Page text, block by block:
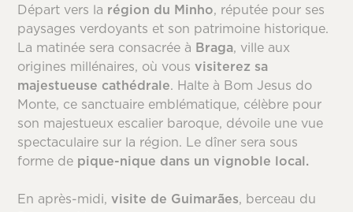
Départ vers la région du Minho, réputée pour ses
paysages verdoyants et son patrimoine historique.
La matinée sera consacrée à Braga, ville aux
origines millénaires, où vousvisiterez sa
majestueuse cathédrale. Halte à Bom Jesus do
Monte, ce sanctuaire emblématique, célèbre pour
son majestueux escalier baroque, dévoile une vue
spectaculaire sur la région. Le dîner sera sous
forme de pique-nique dans un vignoble local.
En après-midi,visite de Guimarães, berceau du